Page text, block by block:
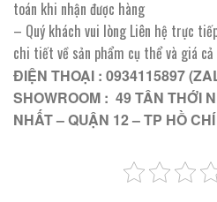
toán khi nhận được hàng
– Quý khách vui lòng Liên hệ trực
chi tiết về sản phẩm cụ thể và giá cả
ĐIỆN THOẠI : 0934115897
SHOWROOM : 49 TÂN THỚI
NHẤT – QUẬN 12 – TP HỒ